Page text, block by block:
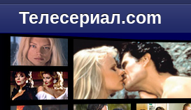
Телесериал.com